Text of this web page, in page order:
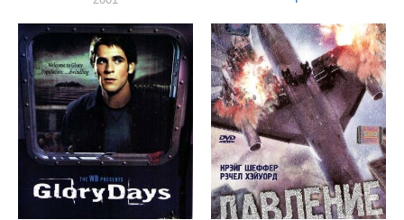
актер